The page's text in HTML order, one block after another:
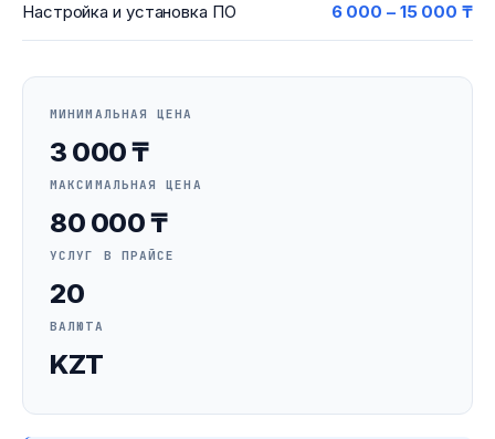
Настройка и установка ПО 6 000 – 15 000 ₸
МИНИМАЛЬНАЯ ЦЕНА
3 000 ₸
МАКСИМАЛЬНАЯ ЦЕНА
80 000 ₸
УСЛУГ В ПРАЙСЕ
20
ВАЛЮТА
KZT